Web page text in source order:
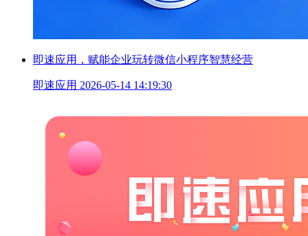
即速应用，赋能企业玩转微信小程序智慧经营
即速应用 2026-05-14 14:19:30